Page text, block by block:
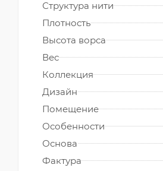
Структура нити
Плотность
Высота ворса
Вес
Коллекция
Дизайн
Помещение
Особенности
Основа
Фактура